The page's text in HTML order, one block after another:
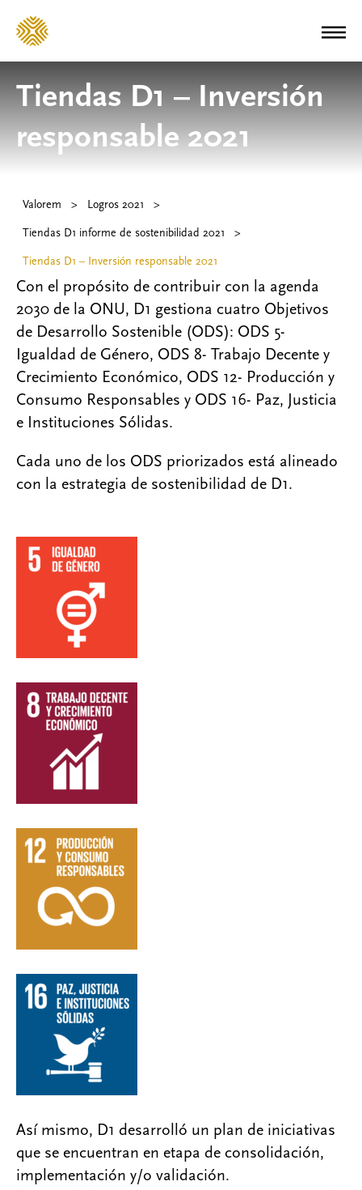
Tiendas D1 – Inversión
responsable 2021
Valorem > Logros 2021 >
Tiendas D1 informe de sostenibilidad 2021 >
Tiendas D1 – Inversión responsable 2021
Con el propósito de contribuir con la agenda
2030 de la ONU, D1 gestiona cuatro Objetivos
de Desarrollo Sostenible (ODS): ODS 5-
Igualdad de Género, ODS 8- Trabajo Decente y
Crecimiento Económico, ODS 12- Producción y
Consumo Responsables y ODS 16- Paz, Justicia
e Instituciones Sólidas.
Cada uno de los ODS priorizados está alineado
con la estrategia de sostenibilidad de D1.
Así mismo, D1 desarrolló un plan de iniciativas
que se encuentran en etapa de consolidación,
implementación y/o validación.